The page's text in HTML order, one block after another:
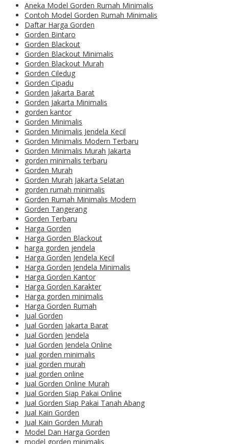
Aneka Model Gorden Rumah Minimalis
Contoh Model Gorden Rumah Minimalis
Daftar Harga Gorden
Gorden Bintaro
Gorden Blackout
Gorden Blackout Minimalis
Gorden Blackout Murah
Gorden Ciledug
Gorden Cipadu
Gorden Jakarta Barat
Gorden Jakarta Minimalis
gorden kantor
Gorden Minimalis
Gorden Minimalis Jendela Kecil
Gorden Minimalis Modern Terbaru
Gorden Minimalis Murah Jakarta
gorden minimalis terbaru
Gorden Murah
Gorden Murah Jakarta Selatan
gorden rumah minimalis
Gorden Rumah Minimalis Modern
Gorden Tangerang
Gorden Terbaru
Harga Gorden
Harga Gorden Blackout
harga gorden jendela
Harga Gorden Jendela Kecil
Harga Gorden Jendela Minimalis
Harga Gorden Kantor
Harga Gorden Karakter
Harga gorden minimalis
Harga Gorden Rumah
Jual Gorden
Jual Gorden Jakarta Barat
Jual Gorden Jendela
Jual Gorden Jendela Online
jual gorden minimalis
jual gorden murah
jual gorden online
Jual Gorden Online Murah
Jual Gorden Siap Pakai Online
Jual Gorden Siap Pakai Tanah Abang
Jual Kain Gorden
Jual Kain Gorden Murah
Model Dan Harga Gorden
model gorden minimalis